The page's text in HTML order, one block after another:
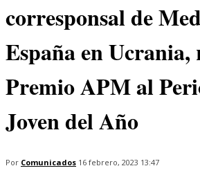
corresponsal de
España en Ucrania,
Premio APM al
Joven del Año
Por Comunicados 16 febrero, 2023 13:47